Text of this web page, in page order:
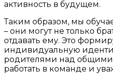
активность в будущем.
Таким образом, мы
– они могут не только
отдавать ему. Это
индивидуальную
родителями над общими
работать в команде и